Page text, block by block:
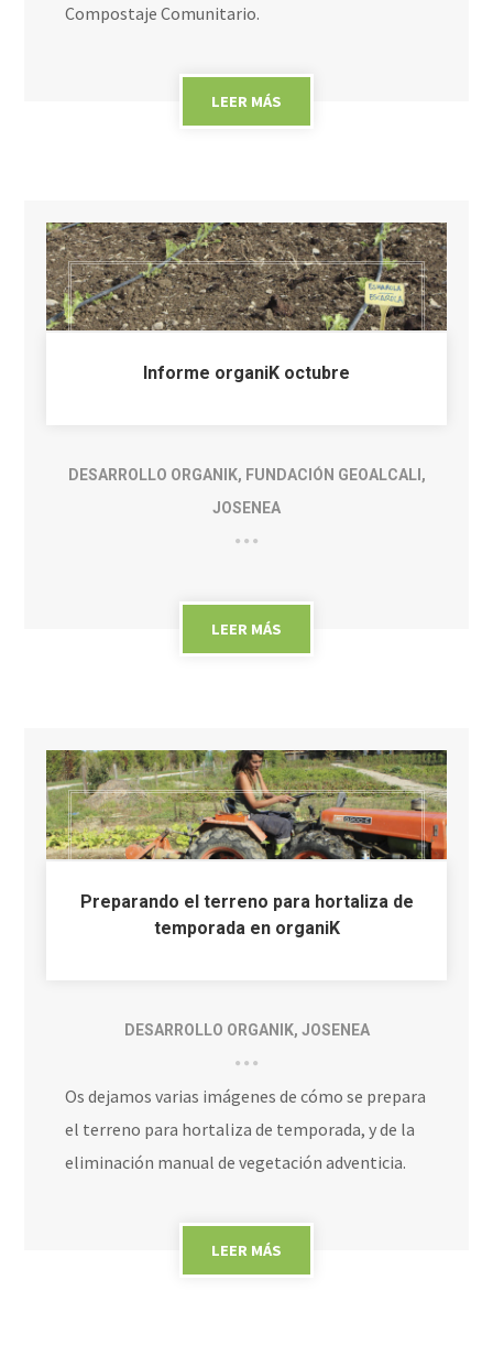
Compostaje Comunitario.
LEER MÁS
Informe organiK octubre
DESARROLLO ORGANIK, FUNDACIÓN GEOALCALI ,
JOSENEA
LEER MÁS
Preparando el terreno para hortaliza de
temporada en organiK
DESARROLLO ORGANIK, JOSENEA
Os dejamos varias imágenes de cómo se prepara
el terreno para hortaliza de temporada, y de la
eliminación manual de vegetación adventicia.
LEER MÁS